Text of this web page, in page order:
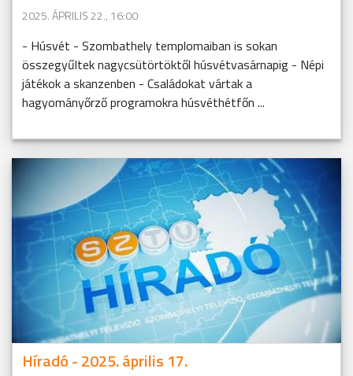
2025. ÁPRILIS 22., 16:00
- Húsvét - Szombathely templomaiban is sokan
összegyűltek nagycsütörtöktől húsvétvasárnapig - Népi
játékok a skanzenben - Családokat vártak a
hagyományőrző programokra húsvéthétfőn ...
Híradó - 2025. április 17.